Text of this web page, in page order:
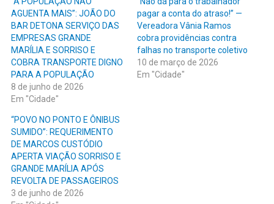
AGUENTA MAIS”: JOÃO DO
BAR DETONA SERVIÇO DAS
EMPRESAS GRANDE
MARÍLIA E SORRISO E
COBRA TRANSPORTE DIGNO
PARA A POPULAÇÃO
8 de junho de 2026
Em "Cidade"
pagar a conta do atraso!” —
Vereadora Vânia Ramos
cobra providências contra
falhas no transporte coletivo
10 de março de 2026
Em "Cidade"
“POVO NO PONTO E ÔNIBUS
SUMIDO”: REQUERIMENTO
DE MARCOS CUSTÓDIO
APERTA VIAÇÃO SORRISO E
GRANDE MARÍLIA APÓS
REVOLTA DE PASSAGEIROS
3 de junho de 2026